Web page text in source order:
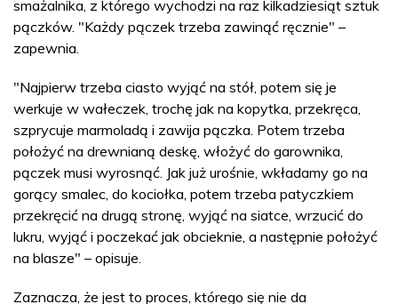
smażalnika, z którego wychodzi na raz kilkadziesiąt sztuk
pączków. "Każdy pączek trzeba zawinąć ręcznie" –
zapewnia.
"Najpierw trzeba ciasto wyjąć na stół, potem się je
werkuje w wałeczek, trochę jak na kopytka, przekręca,
szprycuje marmoladą i zawija pączka. Potem trzeba
położyć na drewnianą deskę, włożyć do garownika,
pączek musi wyrosnąć. Jak już urośnie, wkładamy go na
gorący smalec, do kociołka, potem trzeba patyczkiem
przekręcić na drugą stronę, wyjąć na siatce, wrzucić do
lukru, wyjąć i poczekać jak obcieknie, a następnie położyć
na blasze" – opisuje.
Zaznacza, że jest to proces, którego się nie da